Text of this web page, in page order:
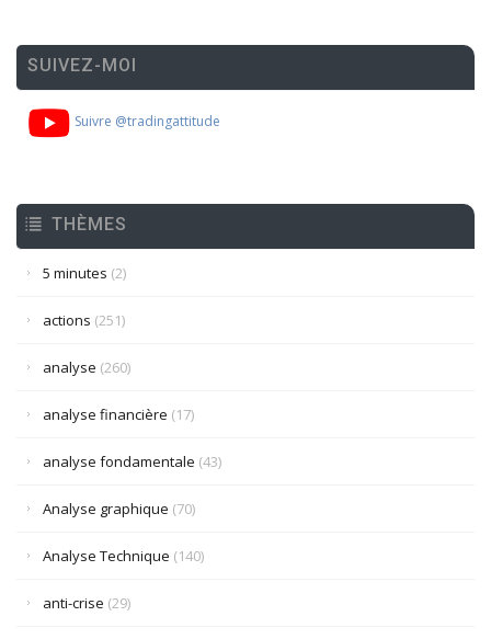
SUIVEZ-MOI
Suivre @tradingattitude
THÈMES
5 minutes (2)
actions (251)
analyse (260)
analyse financière (17)
analyse fondamentale (43)
Analyse graphique (70)
Analyse Technique (140)
anti-crise (29)